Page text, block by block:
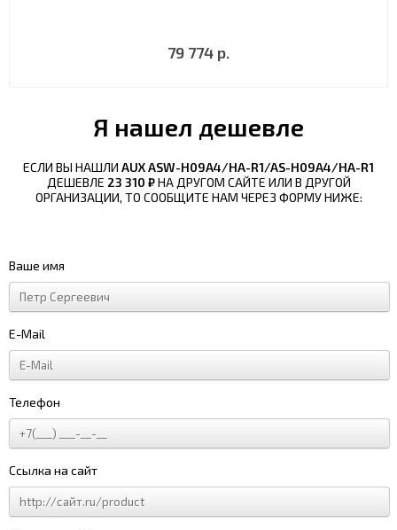
79 774 р.
Я нашел дешевле
ЕСЛИ ВЫ НАШЛИ AUX ASW-H09A4/HA-R1/AS-H09A4/HA-R1
ДЕШЕВЛЕ 23 310 ₽НА ДРУГОМ САЙТЕ ИЛИ В ДРУГОЙ
ОРГАНИЗАЦИИ, ТО СООБЩИТЕ НАМ ЧЕРЕЗ ФОРМУ НИЖЕ:
Ваше имя
E-Mail
Телефон
Ссылка на сайт